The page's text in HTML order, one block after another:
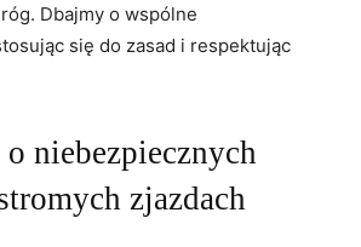
Dbajmy ‍o wspólne
się do ‍zasad‍ i respektując
‍o niebezpiecznych
zjazdach